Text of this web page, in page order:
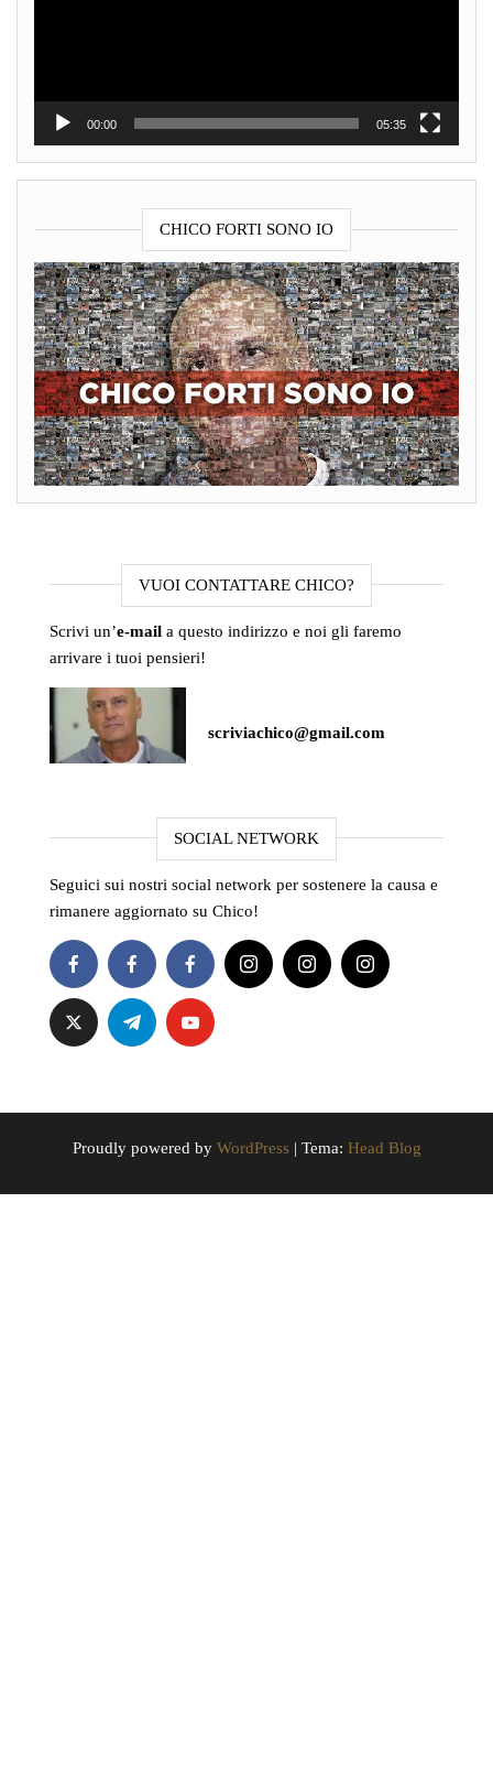
00:00 05:35
CHICO FORTI SONO IO
VUOI CONTATTARE CHICO?
Scrivi un’e-mail a questo indirizzo e noi gli faremo
arrivare i tuoi pensieri!
scriviachico@gmail.com
SOCIAL NETWORK
Seguici sui nostri social network per sostenere la causa e
rimanere aggiornato su Chico!
Proudly powered by WordPress | Tema: Head Blog